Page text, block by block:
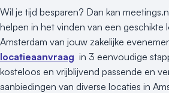
Wil je tijd besparen? Dan kan
helpen in het vinden van een geschikte
Amsterdam van jouw zakelijke
locatieaanvraag in 3 eenvoudige
kosteloos en vrijblijvend passende en
aanbiedingen van diverse locaties in